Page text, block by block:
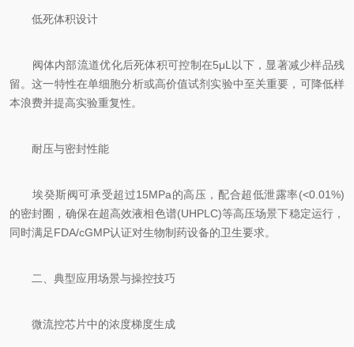
低死体积设计
阀体内部流道优化后死体积可控制在5μL以下，显著减少样品残
留。这一特性在单细胞分析或高价值试剂实验中至关重要，可降低样
本浪费并提高实验重复性。
耐压与密封性能
埃癸斯阀可承受超过15MPa的高压，配合超低泄露率(<0.01%)
的密封圈，确保在超高效液相色谱(UHPLC)等高压场景下稳定运行，
同时满足FDA/cGMP认证对生物制药设备的卫生要求。
二、典型应用场景与操控技巧
微流控芯片中的浓度梯度生成